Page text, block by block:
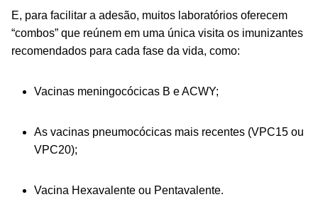
E, para facilitar a adesão, muitos laboratórios oferecem
“combos” que reúnem em uma única visita os imunizantes
recomendados para cada fase da vida, como:
Vacinas meningocócicas B e ACWY;
As vacinas pneumocócicas mais recentes (VPC15 ou
VPC20);
Vacina Hexavalente ou Pentavalente.